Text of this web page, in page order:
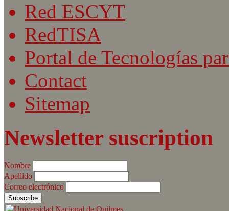
Red ESCYT
RedTISA
Portal de Tecnologías
Contact
Sitemap
Newsletter suscription
Nombre
Apellido
Correo electrónico